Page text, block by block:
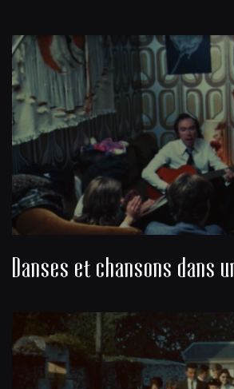
Danses et chansons dans